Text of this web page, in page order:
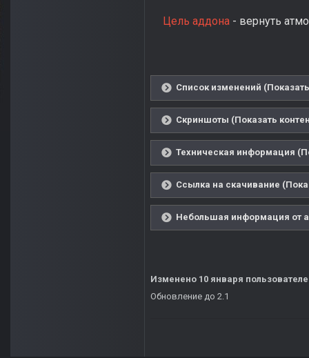
Цель аддона - вернуть
Список изменений
Скриншоты (Показать
Техническая информация
Ссылка на скачивание
Небольшая информация от
Изменено 10 января
Обновление до 2.1